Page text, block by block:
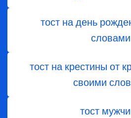
тост на день
словами
тост на крестины от
своими
тост